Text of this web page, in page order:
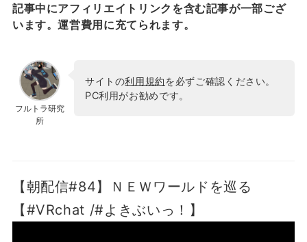
記事中にアフィリエイトリンクを含む記事が一部ござ
います。運営費用に充てられます。
フルトラ研究
所
サイトの利用規約を必ずご確認ください。
PC利用がお勧めです。
【朝配信#84】ＮＥＷワールドを巡る
【#VRchat /#よきぶいっ！】